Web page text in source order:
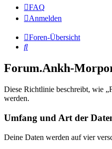
FAQ
Anmelden
Foren-Übersicht
Suche
Forum.Ankh-
Diese Richtlinie beschreibt, wie
werden.
Umfang und Art der
Deine Daten werden auf vier